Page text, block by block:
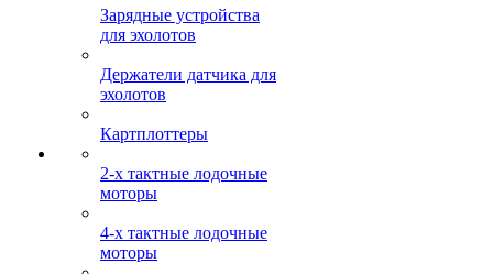
Зарядные устройства
для эхолотов
Держатели датчика для
эхолотов
Картплоттеры
2-х тактные лодочные
моторы
4-х тактные лодочные
моторы